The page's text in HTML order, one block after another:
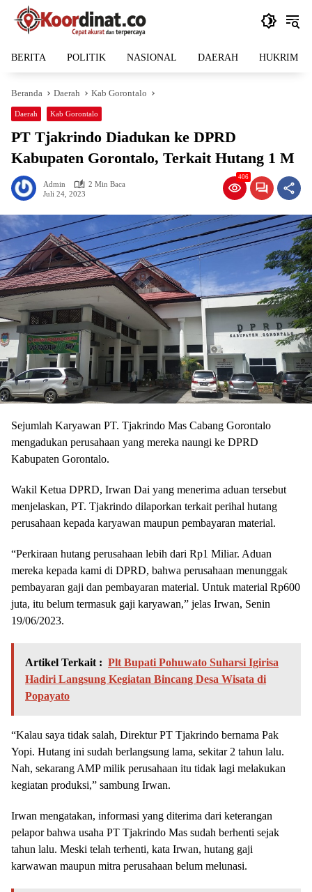
Langsung
BERITA POLITIK NASIONAL DAERAH HUKRIM
Beranda Daerah Kab Gorontalo
Daerah Kab Gorontalo
PT Tjakrindo Diadukan ke DPRD
Kabupaten Gorontalo, Terkait Hutang 1 M
Admin
2 Min Baca
Juli 24, 2023
406
Sejumlah Karyawan PT. Tjakrindo Mas Cabang Gorontalo
mengadukan perusahaan yang mereka naungi ke DPRD
Kabupaten Gorontalo.
Wakil Ketua DPRD, Irwan Dai yang menerima aduan tersebut
menjelaskan, PT. Tjakrindo dilaporkan terkait perihal hutang
perusahaan kepada karyawan maupun pembayaran material.
“Perkiraan hutang perusahaan lebih dari Rp1 Miliar. Aduan
mereka kepada kami di DPRD, bahwa perusahaan menunggak
pembayaran gaji dan pembayaran material. Untuk material Rp600
juta, itu belum termasuk gaji karyawan,” jelas Irwan, Senin
19/06/2023.
Artikel Terkait : Plt Bupati Pohuwato Suharsi Igirisa
Hadiri Langsung Kegiatan Bincang Desa Wisata di
Popayato
“Kalau saya tidak salah, Direktur PT Tjakrindo bernama Pak
Yopi. Hutang ini sudah berlangsung lama, sekitar 2 tahun lalu.
Nah, sekarang AMP milik perusahaan itu tidak lagi melakukan
kegiatan produksi,” sambung Irwan.
Irwan mengatakan, informasi yang diterima dari keterangan
pelapor bahwa usaha PT Tjakrindo Mas sudah berhenti sejak
tahun lalu. Meski telah terhenti, kata Irwan, hutang gaji
karwawan maupun mitra perusahaan belum melunasi.